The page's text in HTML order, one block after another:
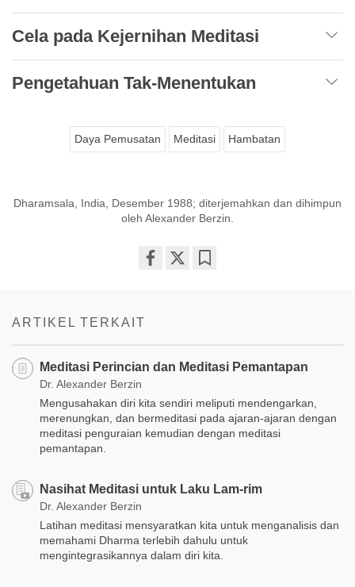
Cela pada Kejernihan Meditasi
Pengetahuan Tak-Menentukan
Daya Pemusatan Meditasi Hambatan
Dharamsala, India, Desember 1988; diterjemahkan dan dihimpun
oleh Alexander Berzin.
ARTIKEL TERKAIT
Meditasi Perincian dan Meditasi Pemantapan
Dr. Alexander Berzin
Mengusahakan diri kita sendiri meliputi mendengarkan,
merenungkan, dan bermeditasi pada ajaran-ajaran dengan
meditasi penguraian kemudian dengan meditasi
pemantapan.
Nasihat Meditasi untuk Laku Lam-rim
Dr. Alexander Berzin
Latihan meditasi mensyaratkan kita untuk menganalisis dan
memahami Dharma terlebih dahulu untuk
mengintegrasikannya dalam diri kita.